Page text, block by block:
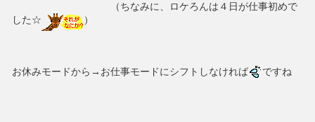
（ちなみに、ロケろんは４日が仕事初めで
した☆
）
お休みモードから→お仕事モードにシフトしなければ ですね